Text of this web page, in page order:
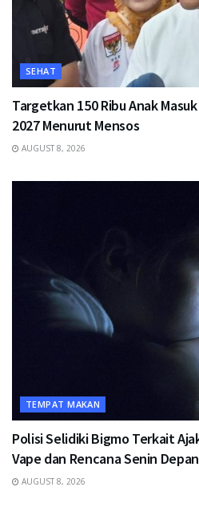
SEHAT
Targetkan 150 Ribu Anak
2027 Menurut Mensos
AUGUST 8, 2026
TEMPAT MAKAN
Polisi Selidiki Bigmo Terkait
Vape dan Rencana Senin Depan
AUGUST 8, 2026